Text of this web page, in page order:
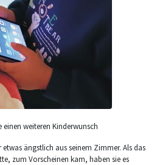
einen weiteren Kinderwunsch
ängstlich aus seinem Zimmer. Als das
zum Vorscheinen kam, haben sie es